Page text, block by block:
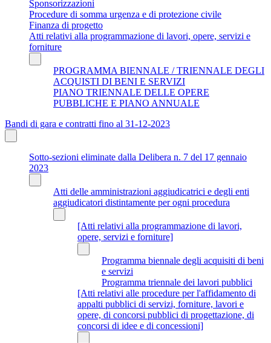
Sponsorizzazioni
Procedure di somma urgenza e di protezione civile
Finanza di progetto
Atti relativi alla programmazione di lavori, opere, servizi e
forniture
PROGRAMMA BIENNALE / TRIENNALE DEGLI
ACQUISTI DI BENI E SERVIZI
PIANO TRIENNALE DELLE OPERE
PUBBLICHE E PIANO ANNUALE
Bandi di gara e contratti fino al 31-12-2023
Sotto-sezioni eliminate dalla Delibera n. 7 del 17 gennaio
2023
Atti delle amministrazioni aggiudicatrici e degli enti
aggiudicatori distintamente per ogni procedura
[Atti relativi alla programmazione di lavori,
opere, servizi e forniture]
Programma biennale degli acquisiti di beni
e servizi
Programma triennale dei lavori pubblici
[Atti relativi alle procedure per l'affidamento di
appalti pubblici di servizi, forniture, lavori e
opere, di concorsi pubblici di progettazione, di
concorsi di idee e di concessioni]